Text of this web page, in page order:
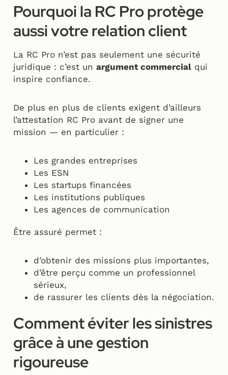
Pourquoi la RC Pro protège
aussi votre relation client
La RC Pro n’est pas seulement une sécurité
juridique : c’est un argument commercial qui
inspire confiance.
De plus en plus de clients exigent d’ailleurs
l’attestation RC Pro avant de signer une
mission — en particulier :
Les grandes entreprises
Les ESN
Les startups financées
Les institutions publiques
Les agences de communication
Être assuré permet :
d’obtenir des missions plus importantes,
d’être perçu comme un professionnel
sérieux,
de rassurer les clients dès la négociation.
Comment éviter les sinistres
grâce à une gestion
rigoureuse